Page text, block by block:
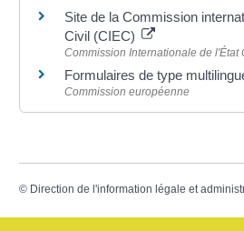
Site de la Commission
Civil (CIEC)
Commission Internationale de l'État
Formulaires de type
Commission européenne
© Direction de l'information légale et